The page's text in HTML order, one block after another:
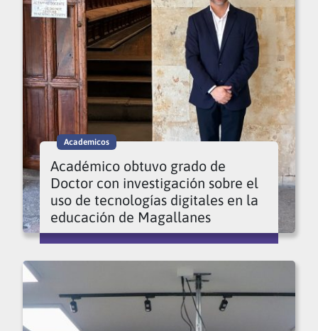
Academicos
Académico obtuvo grado de
Doctor con investigación sobre el
uso de tecnologías digitales en la
educación de Magallanes